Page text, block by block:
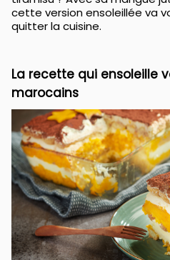
cette version ensoleillée va
quitter la cuisine.
La recette qui ensoleille
marocains